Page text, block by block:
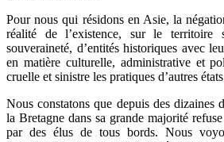
Pour nous qui résidons en Asie, la
réalité de l’existence, sur le
souveraineté, d’entités historiques avec
en matière culturelle, administrative et
cruelle et sinistre les pratiques d’autres
Nous constatons que depuis des dizaines
la Bretagne dans sa grande majorité
par des élus de tous bords. Nous